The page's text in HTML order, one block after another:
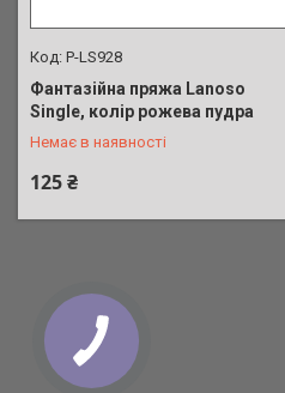
P-LS928
Фантазійна пряжа Lanoso
Single, колір рожева пудра
Немає в наявності
125 ₴
+380 (50) 380-67-75